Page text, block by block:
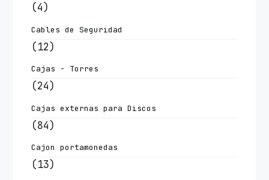
(4)
Cables de Seguridad
(12)
Cajas - Torres
(24)
Cajas externas para Discos
(84)
Cajon portamonedas
(13)